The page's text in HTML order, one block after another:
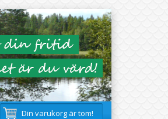
Din varukorg är tom!